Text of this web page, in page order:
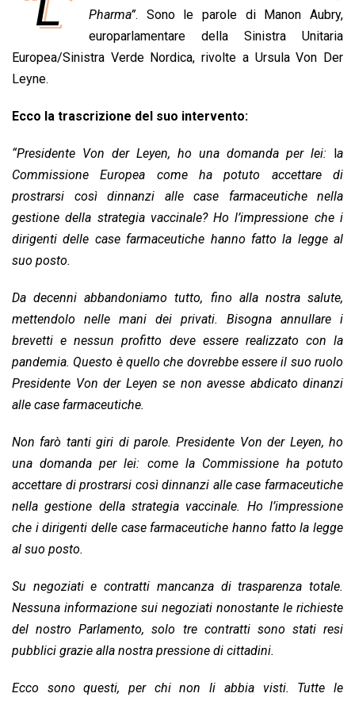
e
o
o
t
s
A
k
e
d
e
a
d
i
l
y
L
n
t
Pharma”. Sono le parole di Manon Aubry,
europarlamentare della Sinistra Unitaria
Europea/Sinistra Verde Nordica, rivolte a Ursula Von Der
Leyne.
Ecco la trascrizione del suo intervento:
“Presidente Von der Leyen, ho una domanda per lei: la
Commissione Europea come ha potuto accettare di
prostrarsi così dinnanzi alle case farmaceutiche nella
gestione della strategia vaccinale? Ho l’impressione che i
dirigenti delle case farmaceutiche hanno fatto la legge al
suo posto.
Da decenni abbandoniamo tutto, fino alla nostra salute,
mettendolo nelle mani dei privati. Bisogna annullare i
brevetti e nessun profitto deve essere realizzato con la
pandemia. Questo è quello che dovrebbe essere il suo ruolo
Presidente Von der Leyen se non avesse abdicato dinanzi
alle case farmaceutiche.
Non farò tanti giri di parole. Presidente Von der Leyen, ho
una domanda per lei: come la Commissione ha potuto
accettare di prostrarsi così dinnanzi alle case farmaceutiche
nella gestione della strategia vaccinale. Ho l’impressione
che i dirigenti delle case farmaceutiche hanno fatto la legge
al suo posto.
Su negoziati e contratti mancanza di trasparenza totale.
Nessuna informazione sui negoziati nonostante le richieste
del nostro Parlamento, solo tre contratti sono stati resi
pubblici grazie alla nostra pressione di cittadini.
Ecco sono questi, per chi non li abbia visti. Tutte le